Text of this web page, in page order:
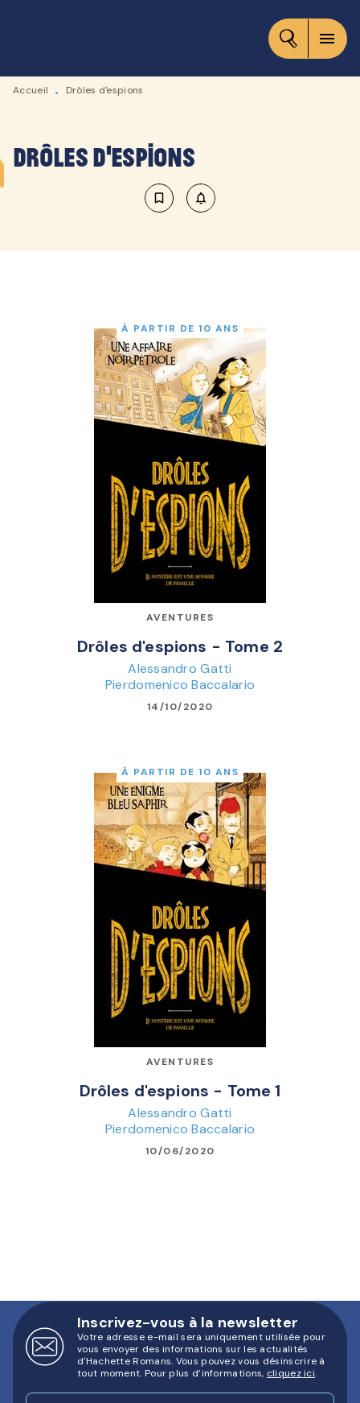
CONTENU
menu
Accueil • Drôles d'espions
Drôles d'espions
bookmark_border notifications_none_outlined
À PARTIR DE 10 ANS
AVENTURES
Drôles d'espions - Tome 2
Alessandro Gatti
Pierdomenico Baccalario
14/10/2020
À PARTIR DE 10 ANS
AVENTURES
Drôles d'espions - Tome 1
Alessandro Gatti
Pierdomenico Baccalario
10/06/2020
Inscrivez-vous à la newsletter
Votre adresse e-mail sera uniquement utilisée pour
vous envoyer des informations sur les actualités
d'Hachette Romans. Vous pouvez vous désinscrire à
tout moment. Pour plus d’informations, cliquez ici.